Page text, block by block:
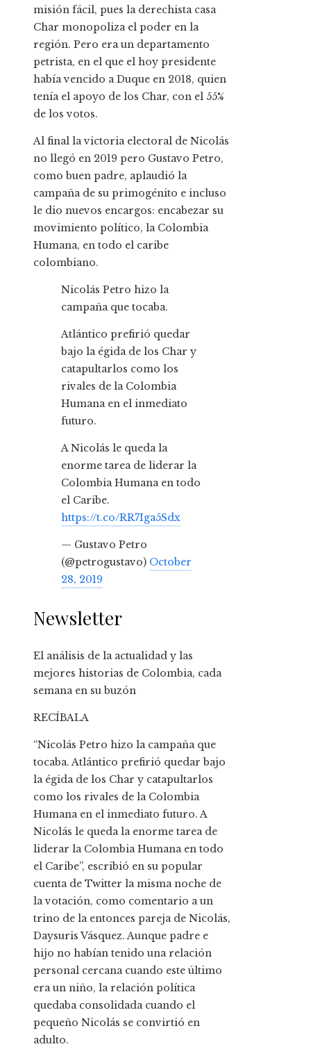
misión fácil, pues la derechista casa
Char monopoliza el poder en la
región. Pero era un departamento
petrista, en el que el hoy presidente
había vencido a Duque en 2018, quien
tenía el apoyo de los Char, con el 55%
de los votos.
Al final la victoria electoral de Nicolás
no llegó en 2019 pero Gustavo Petro,
como buen padre, aplaudió la
campaña de su primogénito e incluso
le dio nuevos encargos: encabezar su
movimiento político, la Colombia
Humana, en todo el caribe
colombiano.
Nicolás Petro hizo la
campaña que tocaba.
Atlántico prefirió quedar
bajo la égida de los Char y
catapultarlos como los
rivales de la Colombia
Humana en el inmediato
futuro.
A Nicolás le queda la
enorme tarea de liderar la
Colombia Humana en todo
el Caribe.
https://t.co/RR7Iga5Sdx
— Gustavo Petro
(@petrogustavo) October
28, 2019
Newsletter
El análisis de la actualidad y las
mejores historias de Colombia, cada
semana en su buzón
RECÍBALA
“Nicolás Petro hizo la campaña que
tocaba. Atlántico prefirió quedar bajo
la égida de los Char y catapultarlos
como los rivales de la Colombia
Humana en el inmediato futuro. A
Nicolás le queda la enorme tarea de
liderar la Colombia Humana en todo
el Caribe”, escribió en su popular
cuenta de Twitter la misma noche de
la votación, como comentario a un
trino de la entonces pareja de Nicolás,
Daysuris Vásquez. Aunque padre e
hijo no habían tenido una relación
personal cercana cuando este último
era un niño, la relación política
quedaba consolidada cuando el
pequeño Nicolás se convirtió en
adulto.